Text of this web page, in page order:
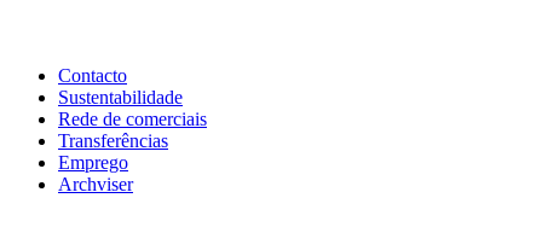
Contacto
Sustentabilidade
Rede de comerciais
Transferências
Emprego
Archviser